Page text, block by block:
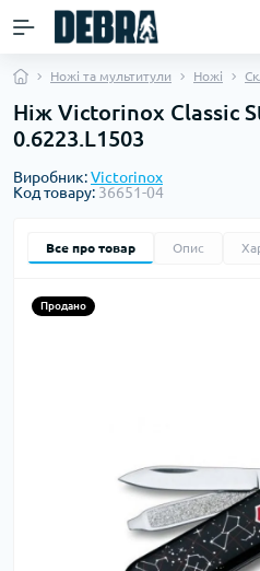
Ножі та мультитули Ножі
Ніж Victorinox Classic
0.6223.L1503
Виробник:Victorinox
Код товару: 36651-04
Все про товар Опис
Продано